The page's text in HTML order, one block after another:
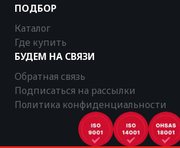
ПОДБОР
Каталог
Где купить
БУДЕМ НА СВЯЗИ
Обратная связь
Подписаться на рассылки
Политика конфиденциальности